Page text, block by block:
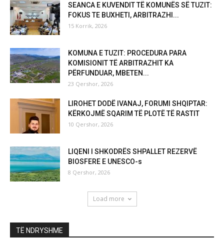
SEANCA E KUVENDIT TË KOMUNËS SË TUZIT:
FOKUS TE BUXHETI, ARBITRAZHI...
15 Korrik, 2026
KOMUNA E TUZIT: PROCEDURA PARA
KOMISIONIT TË ARBITRAZHIT KA
PËRFUNDUAR, MBETEN...
23 Qershor, 2026
LIROHET DODË IVANAJ, FORUMI SHQIPTAR:
KËRKOJMË SQARIM TË PLOTË TË RASTIT
10 Qershor, 2026
LIQENI I SHKODRËS SHPALLET REZERVË
BIOSFERE E UNESCO-s
8 Qershor, 2026
Load more
TË NDRYSHME